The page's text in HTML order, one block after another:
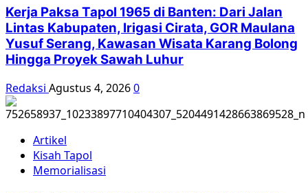
Kerja Paksa Tapol 1965 di Banten: Dari Jalan
Lintas Kabupaten, Irigasi Cirata, GOR Maulana
Yusuf Serang, Kawasan Wisata Karang Bolong
Hingga Proyek Sawah Luhur
Redaksi Agustus 4, 20260
Artikel
Kisah Tapol
Memorialisasi